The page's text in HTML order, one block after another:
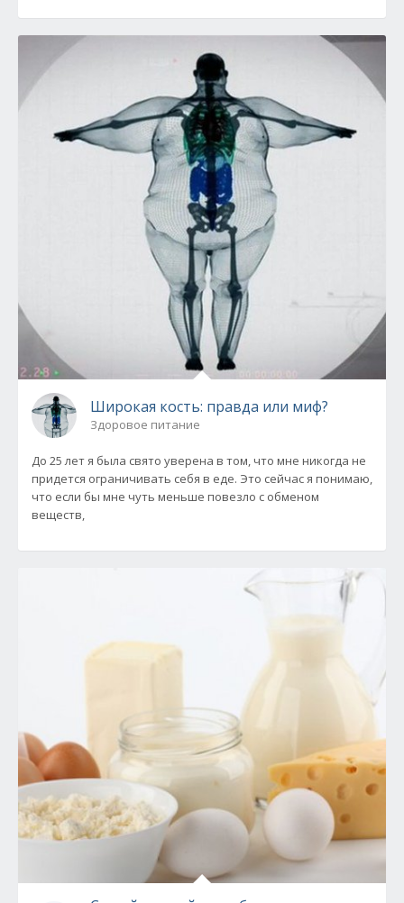
Широкая кость: правда или миф?
Здоровое питание
До 25 лет я была свято уверена в том, что мне никогда не
придется ограничивать себя в еде. Это сейчас я понимаю,
что если бы мне чуть меньше повезло с обменом
веществ,